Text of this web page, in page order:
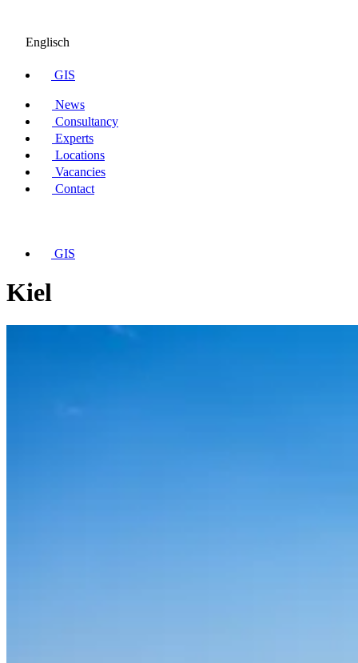
Englisch
GIS
News
Consultancy
Experts
Locations
Vacancies
Contact
GIS
Kiel